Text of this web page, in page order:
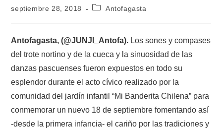
septiembre 28, 2018 Antofagasta
Antofagasta, (@JUNJI_Antofa). Los sones y compases
del trote nortino y de la cueca y la sinuosidad de las
danzas pascuenses fueron expuestos en todo su
esplendor durante el acto cívico realizado por la
comunidad del jardín infantil “Mi Banderita Chilena” para
conmemorar un nuevo 18 de septiembre fomentando así
-desde la primera infancia- el cariño por las tradiciones y